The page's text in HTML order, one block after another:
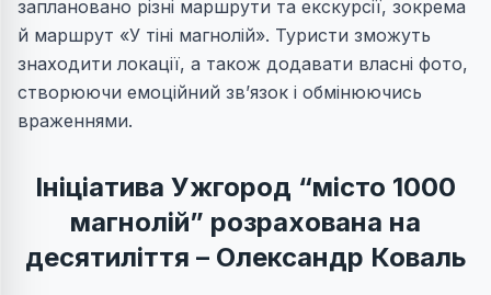
заплановано різні маршрути та екскурсії, зокрема
й маршрут «У тіні магнолій». Туристи зможуть
знаходити локації, а також додавати власні фото,
створюючи емоційний зв’язок і обмінюючись
враженнями.
Ініціатива Ужгород “місто 1000
магнолій” розрахована на
десятиліття – Олександр Коваль